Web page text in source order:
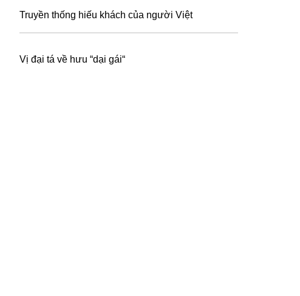
Truyền thống hiếu khách của người Việt
Vị đại tá về hưu “dại gái“